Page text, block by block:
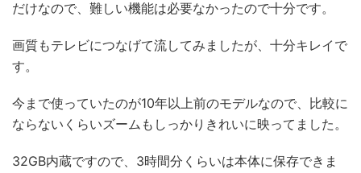
だけなので、難しい機能は必要なかったので十分です。
画質もテレビにつなげて流してみましたが、十分キレイで
す。
今まで使っていたのが10年以上前のモデルなので、比較に
ならないくらいズームもしっかりきれいに映ってました。
32GB内蔵ですので、3時間分くらいは本体に保存できま